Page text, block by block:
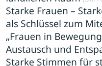
Starke Frauen –
als Schlüssel zum
„Frauen in
Austausch und
Starke Stimmen für